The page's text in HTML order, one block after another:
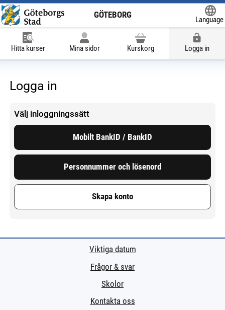
GÖTEBORG
Language
Hitta kurser Mina sidor Kurskorg Logga in
Logga in
Välj inloggningssätt
Mobilt BankID / BankID
Personnummer och lösenord
Skapa konto
Viktiga datum
Frågor & svar
Skolor
Kontakta oss